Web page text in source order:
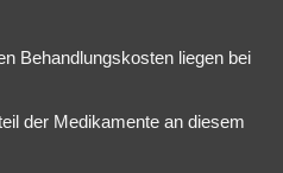
Behandlungskosten liegen bei
der Medikamente an diesem